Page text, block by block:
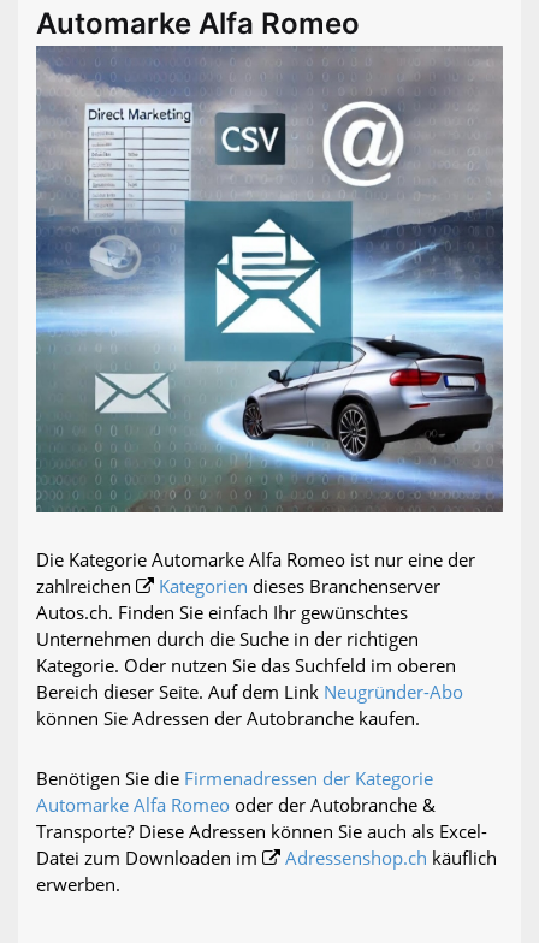
Automarke Alfa Romeo
Die Kategorie Automarke Alfa Romeo ist nur eine der
zahlreichen
Kategorien dieses Branchenserver
Autos.ch. Finden Sie einfach Ihr gewünschtes
Unternehmen durch die Suche in der richtigen
Kategorie. Oder nutzen Sie das Suchfeld im oberen
Bereich dieser Seite. Auf dem Link Neugründer-Abo
können Sie Adressen der Autobranche kaufen.
Benötigen Sie die Firmenadressen der Kategorie
Automarke Alfa Romeo oder der Autobranche &
Transporte? Diese Adressen können Sie auch als Excel-
Datei zum Downloaden im
Adressenshop.ch käuflich
erwerben.